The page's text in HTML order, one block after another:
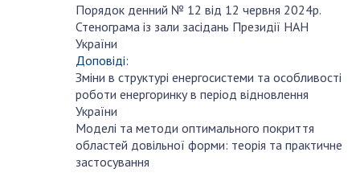
Порядок денний № 12 від 12 червня 2024р.
Стенограма із зали засідань Президії НАН
України
Доповіді:
Зміни в структурі енергосистеми та особливості
роботи енергоринку в період відновлення
України
Моделі та методи оптимального покриття
областей довільної форми: теорія та практичне
застосування